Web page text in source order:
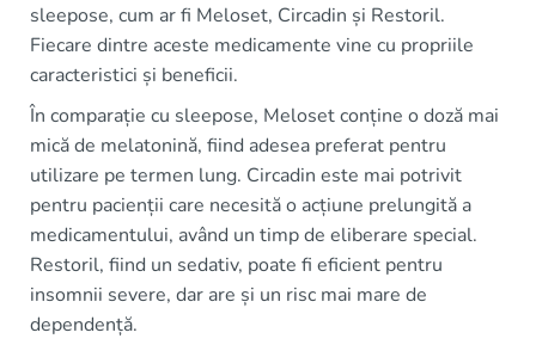
sleepose, cum ar fi Meloset, Circadin și Restoril.
Fiecare dintre aceste medicamente vine cu propriile
caracteristici și beneficii.
În comparație cu sleepose, Meloset conține o doză mai
mică de melatonină, fiind adesea preferat pentru
utilizare pe termen lung. Circadin este mai potrivit
pentru pacienții care necesită o acțiune prelungită a
medicamentului, având un timp de eliberare special.
Restoril, fiind un sedativ, poate fi eficient pentru
insomnii severe, dar are și un risc mai mare de
dependență.